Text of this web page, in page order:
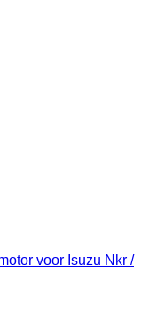
voor Isuzu Nkr /